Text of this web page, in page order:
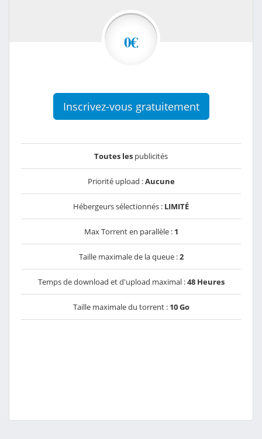
0€
Inscrivez-vous gratuitement
Toutes les publicités
Priorité upload :Aucune
Hébergeurs sélectionnés : LIMITÉ
Max Torrent en parallèle : 1
Taille maximale de la queue :2
Temps de download et d'upload maximal :48 Heures
Taille maximale du torrent : 10 Go